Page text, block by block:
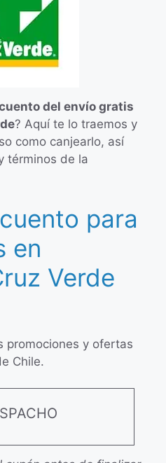
del envío gratis
? Aquí te lo traemos y
como canjearlo, así
términos de la
para
en
Verde
promociones y ofertas
Chile.